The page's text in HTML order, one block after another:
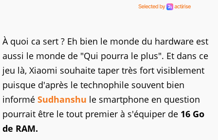
À quoi ca sert ? Eh bien le monde du hardware est
aussi le monde de "Qui pourra le plus". Et dans ce
jeu là, Xiaomi souhaite taper très fort visiblement
puisque d'après le technophile souvent bien
informé Sudhanshu le smartphone en question
pourrait être le tout premier à s'équiper de 16 Go
de RAM.